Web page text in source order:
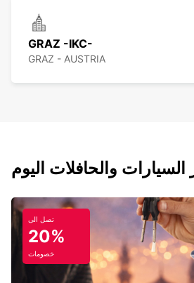
GRAZ -IKC-
GRAZ - AUSTRIA
تصل الى
20%
خصومات